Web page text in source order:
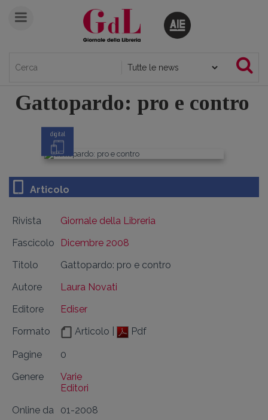
Gattopardo: pro e contro
digital
Articolo
Rivista
Giornale della Libreria
Fascicolo
Dicembre 2008
Titolo
Gattopardo: pro e contro
Autore
Laura Novati
Editore
Ediser
Formato
Articolo | Pdf
Pagine
0
Genere
Varie
Editori
Online da
01-2008